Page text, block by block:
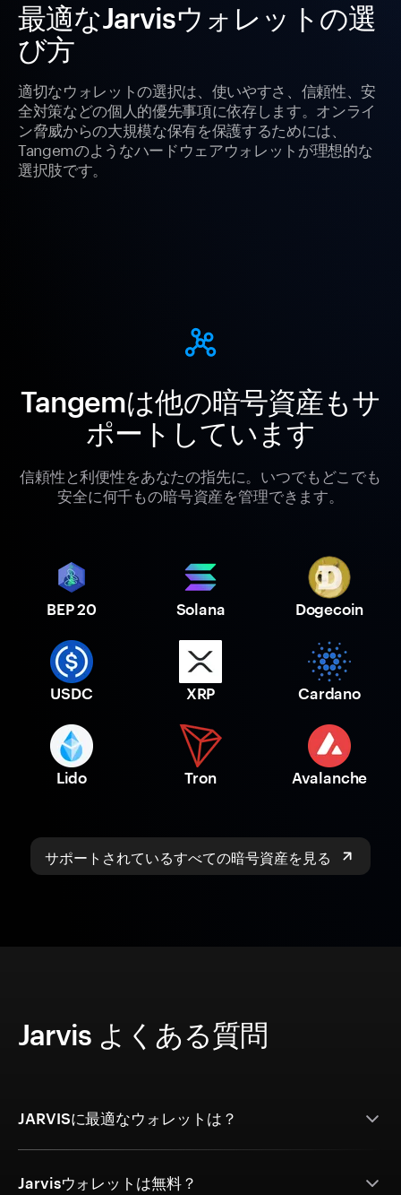
最適なJarvisウォレットの選
び方
適切なウォレットの選択は、使いやすさ、信頼性、安
全対策などの個人的優先事項に依存します。オンライ
ン脅威からの大規模な保有を保護するためには、
Tangemのようなハードウェアウォレットが理想的な
選択肢です。
Tangemは他の暗号資産もサ
ポートしています
信頼性と利便性をあなたの指先に。いつでもどこでも
安全に何千もの暗号資産を管理できます。
BEP 20 Solana Dogecoin
USDC XRP Cardano
Lido Tron Avalanche
サポートされているすべての暗号資産を見る
Jarvis よくある質問
JARVISに最適なウォレットは？
Jarvisウォレットは無料？